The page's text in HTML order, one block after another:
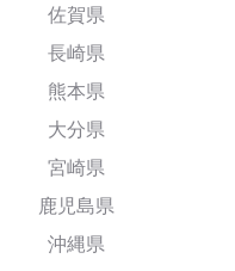
佐賀県
長崎県
熊本県
大分県
宮崎県
鹿児島県
沖縄県